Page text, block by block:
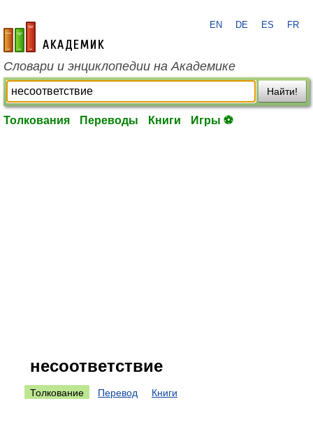
academic.ru
EN DE ES FR
Словари и энциклопедии на Академике
Найти!
Толкования Переводы Книги Игры ⚽
несоответствие
Толкование Перевод Книги